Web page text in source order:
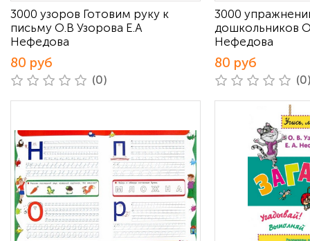
3000 узоров Готовим руку к
письму О.В Узорова Е.А
Нефедова
80 руб
(0)
3000
дошкольников
Нефедова
80 руб